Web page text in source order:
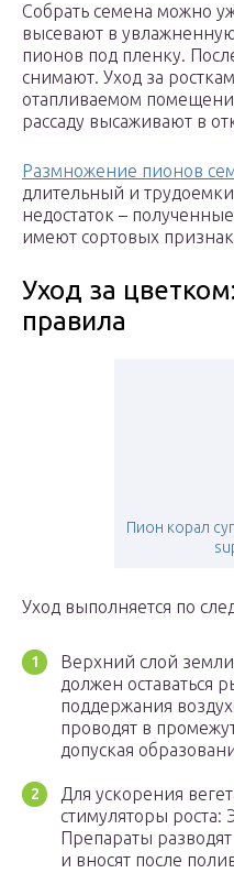
Собрать семена можно
высевают в
пионов под пленку.
снимают. Уход за
отапливаемом
рассаду высаживают в
Размножение пионов
длительный и
недостаток –
имеют сортовых
Уход за
правила
Пион корал
Уход выполняется по
Верхний слой земли
должен оставаться
поддержания
проводят в
допуская
Для ускорения
стимуляторы
Препараты
и вносят после